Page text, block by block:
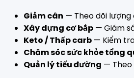
Giảm cân — Theo dõi
Xây dựng cơ bắp — Giám
Keto / Thấp carb — Kiểm
Chăm sóc sức khỏe tổng
Quản lý tiểu đường —